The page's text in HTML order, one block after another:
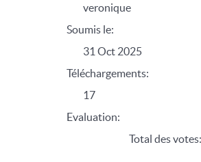
veronique
Soumis le:
31 Oct 2025
Téléchargements:
17
Evaluation:
Total des